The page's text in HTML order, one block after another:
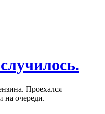
Проехался
на очереди.